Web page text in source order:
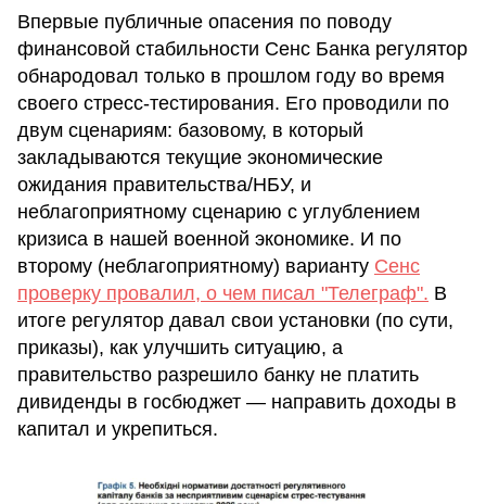
Впервые публичные опасения по поводу
финансовой стабильности Сенс Банка регулятор
обнародовал только в прошлом году во время
своего стресс-тестирования. Его проводили по
двум сценариям: базовому, в который
закладываются текущие экономические
ожидания правительства/НБУ, и
неблагоприятному сценарию с углублением
кризиса в нашей военной экономике. И по
второму (неблагоприятному) варианту Сенс
проверку провалил, о чем писал "Телеграф". В
итоге регулятор давал свои установки (по сути,
приказы), как улучшить ситуацию, а
правительство разрешило банку не платить
дивиденды в госбюджет — направить доходы в
капитал и укрепиться.